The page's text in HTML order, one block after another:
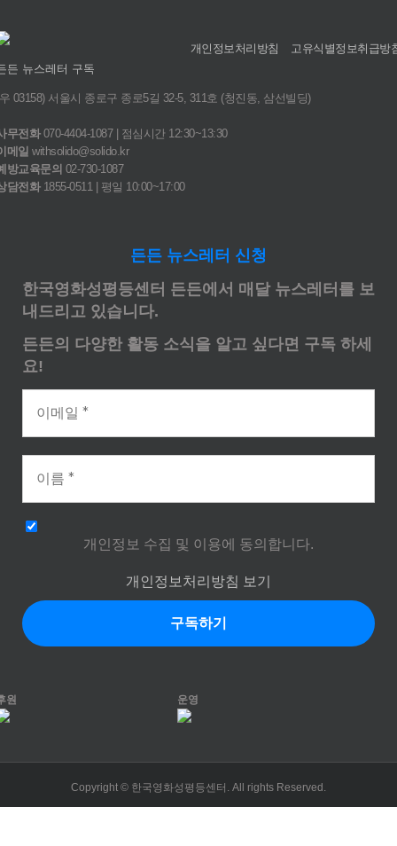
개인정보처리방침
고유식별정보취급방
든 뉴스레터 구독
03158) 서울시 종로구 종로5길 32-5, 311호 (청진동, 삼선빌딩)
무전화070-4404-1087 | 점심시간 12:30~13:30
메일 withsolido@solido.kr
방교육문의 02-730-1087
담전화1855-0511 | 평일 10:00~17:00
든든 뉴스레터 신청
한국영화성평등센터 든든에서 매달 뉴스레터를 보
내드리고 있습니다.
든든의 다양한 활동 소식을 알고 싶다면 구독 하세
요!
개인정보 수집 및 이용에 동의합니다.
개인정보처리방침 보기
운영
원
Copyright © 한국영화성평등센터. All rights Reserved.